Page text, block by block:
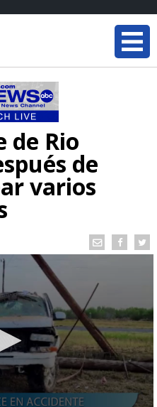
de Rio
de
varios